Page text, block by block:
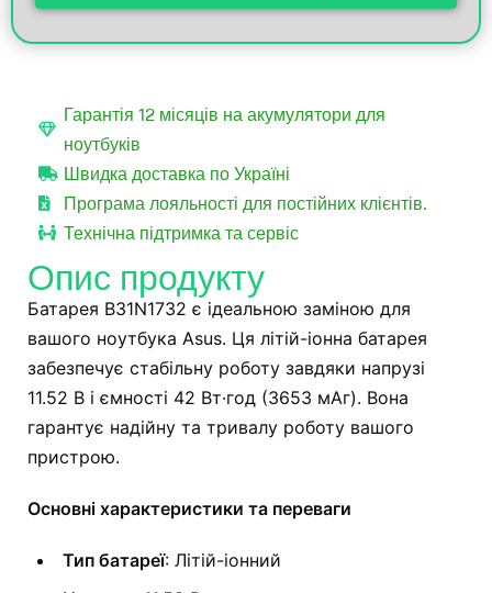
Гарантія 12 місяців на акумулятори для
ноутбуків
Швидка доставка по Україні
Програма лояльності для постійних клієнтів.
Технічна підтримка та сервіс
Опис продукту
Батарея B31N1732 є ідеальною заміною для
вашого ноутбука Asus. Ця літій-іонна батарея
забезпечує стабільну роботу завдяки напрузі
11.52 В і ємності 42 Вт·год (3653 мАг). Вона
гарантує надійну та тривалу роботу вашого
пристрою.
Основні характеристики та переваги
Тип батареї: Літій-іонний